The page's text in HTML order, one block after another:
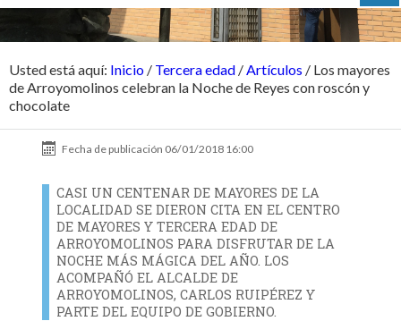
Usted está aquí: Inicio / Tercera edad /Artículos / Los mayores
de Arroyomolinos celebran la Noche de Reyes con roscón y
chocolate
Fecha de publicación 06/01/2018 16:00
CASI UN CENTENAR DE MAYORES DE LA
LOCALIDAD SE DIERON CITA EN EL CENTRO
DE MAYORES Y TERCERA EDAD DE
ARROYOMOLINOS PARA DISFRUTAR DE LA
NOCHE MÁS MÁGICA DEL AÑO. LOS
ACOMPAÑÓ EL ALCALDE DE
ARROYOMOLINOS, CARLOS RUIPÉREZ Y
PARTE DEL EQUIPO DE GOBIERNO.